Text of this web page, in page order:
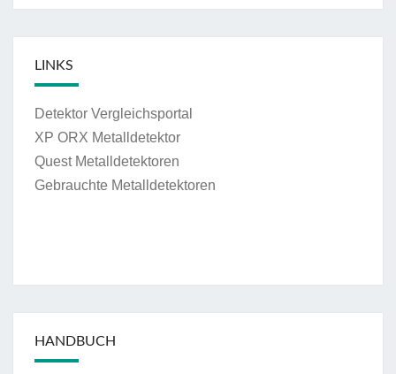
LINKS
Detektor Vergleichsportal
XP ORX Metalldetektor
Quest Metalldetektoren
Gebrauchte Metalldetektoren
HANDBUCH